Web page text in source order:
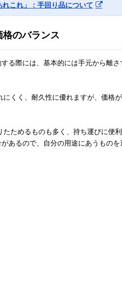
これ」：手回り品について
のバランス
る際には、基本的には手元から離さ
くく、耐久性に優れますが、価格
ためるものも多く、持ち運びに便
あるので、自分の用途にあうものを